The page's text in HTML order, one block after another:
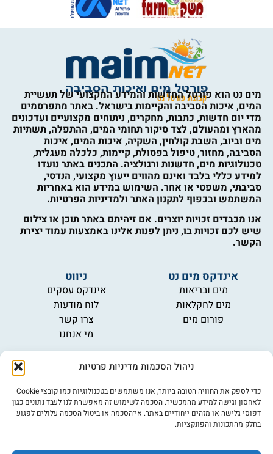
ניהול הסכמות מדיניות פרטיות
כדי לספק את החוויה הטובה ביותר, אנו משתמשים בטכנולוגיות כמו קובצי Cookie
לאחסון וגישה למידע מהמכשיר. הסכמה לשימוש זה מאפשרת לנו לעבד נתונים כגון
דפוסי גלישה או מזהים ייחודיים באתר. אי־הסכמה או ביטול הסכמה עלולים לפגוע
בחלק מהתכונות והפונקציות.
מים נט הוא פורטל החדשות והמידע המקצועי של תעשיית
המים, איכות הסביבה והקיימות בישראל. באתר מתפרסמים
מדי יום חדשות, כתבות, מחקרים, ניתוחים מקצועיים ועדכונים
מהארץ ומהעולם, לצד סיקור תחומי המים, ההתפלה, תשתיות
מים וביוב, השבת קולחין, השקיה, איכות המים, איכות
הסביבה, מחזור, טיפול בפסולת, קיימות, כלכלה מעגלית,
טכנולוגיות מים, חדשנות ורגולציה. התכנים באתר נועדו
למידע כללי בלבד ואינם מהווים ייעוץ מקצועי, הנדסי,
סביבתי, משפטי או אחר. השימוש במידע הוא באחריות
המשתמש ובכפוף לתקנון האתר ולמדיניות הפרטיות.
אנו מכבדים זכויות יוצרים. אם זיהיתם באתר תוכן או צילום
שיש לכם זכויות בו, ניתן לפנות אלינו באמצעות עמוד יצירת
הקשר.
אינדקס מים נט
מים ובריאות
מים לחקלאות
פורום מים
ניווט
אינדקס עסקים
לוח מודעות
צרו קשר
מי אנחנו
מידע
תקנון
הרשמה לניוזלטר
פרסמו אצלנו
הצהרת נגישות